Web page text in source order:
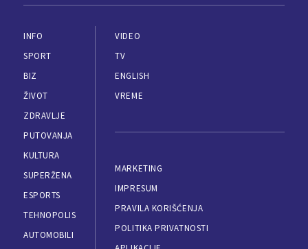
INFO
SPORT
BIZ
ŽIVOT
ZDRAVLJE
PUTOVANJA
KULTURA
SUPERŽENA
ESPORTS
TEHNOPOLIS
AUTOMOBILI
VIDEO
TV
ENGLISH
VREME
MARKETING
IMPRESUM
PRAVILA KORIŠĆENJA
POLITIKA PRIVATNOSTI